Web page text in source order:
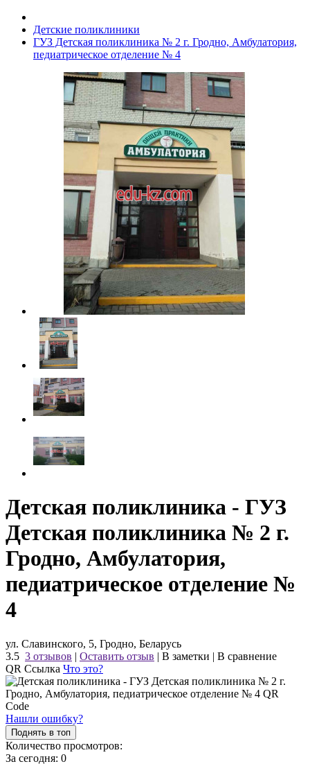
Детские поликлиники
ГУЗ Детская поликлиника № 2 г. Гродно, Амбулатория,
педиатрическое отделение № 4
Детская поликлиника - ГУЗ
Детская поликлиника № 2 г.
Гродно, Амбулатория,
педиатрическое отделение №
4
ул. Славинского, 5, Гродно, Беларусь
3.5 3 отзывов | Оставить отзыв | В заметки | В сравнение
QR Ссылка Что это?
Нашли ошибку?
Поднять в топ
Количество просмотров:
За сегодня: 0